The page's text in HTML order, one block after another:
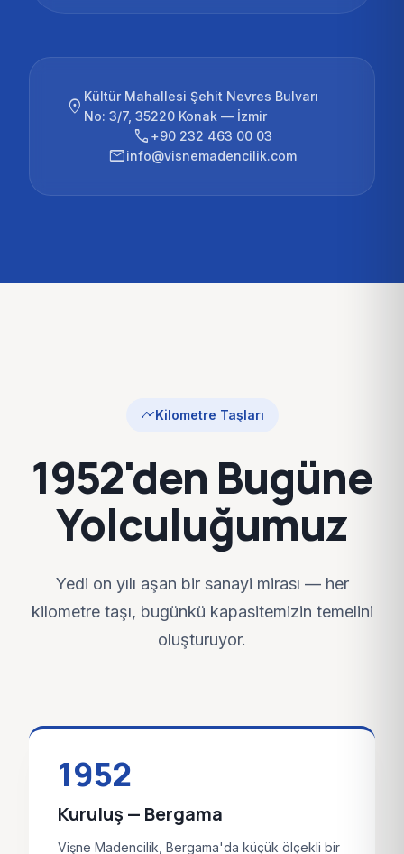
location_on Kültür Mahallesi Şehit Nevres Bulvarı
No: 3/7, 35220 Konak — İzmir
phone +90 232 463 00 03
emailinfo@visnemadencilik.com
timelineKilometre Taşları
1952'den Bugüne
Yolculuğumuz
Yedi on yılı aşan bir sanayi mirası — her
kilometre taşı, bugünkü kapasitemizin temelini
oluşturuyor.
1952
Kuruluş — Bergama
Vişne Madencilik, Bergama'da küçük ölçekli bir